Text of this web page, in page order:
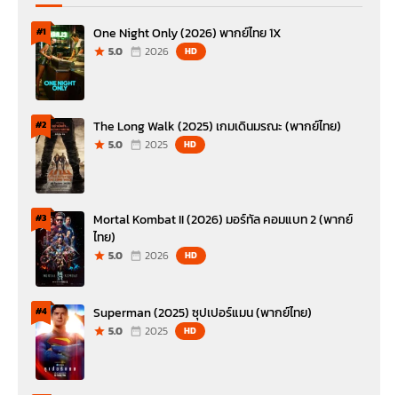
#1 One Night Only (2026) พากย์ไทย 1X
5.0 2026 HD
#2 The Long Walk (2025) เกมเดินมรณะ (พากย์ไทย)
5.0 2025 HD
#3
Mortal Kombat II (2026) มอร์ทัล คอมแบท 2 (พากย์
ไทย)
5.0 2026 HD
#4 Superman (2025) ซุปเปอร์แมน (พากย์ไทย)
5.0 2025 HD